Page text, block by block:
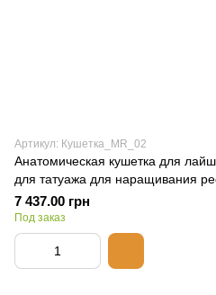
Артикул: Кушетка_MR_02
Анатомическая кушетка для
для татуажа для наращивания
7 437.00 грн
Под заказ